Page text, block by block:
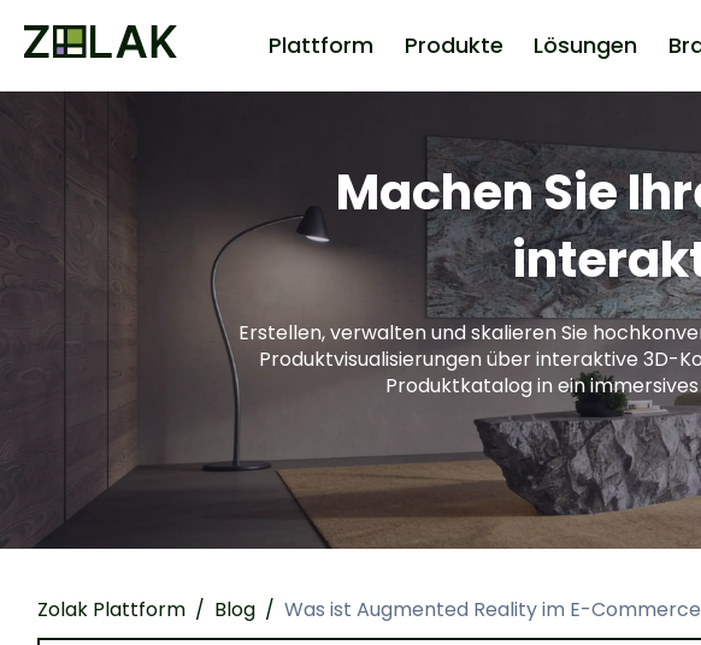
Plattform Produkte Lösungen
Machen Sie
Erstellen, verwalten und skalieren Sie
Produktvisualisierungen über interaktive 3D-
Produktkatalog in ein
Zolak Plattform / Blog / Was ist Augmented Reality im E-